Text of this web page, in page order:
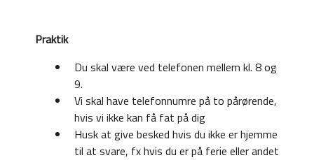
Praktik
Du skal være ved telefonen mellem kl. 8 og
9.
Vi skal have telefonnumre på to pårørende,
hvis vi ikke kan få fat på dig
Husk at give besked hvis du ikke er hjemme
til at svare, fx hvis du er på ferie eller andet